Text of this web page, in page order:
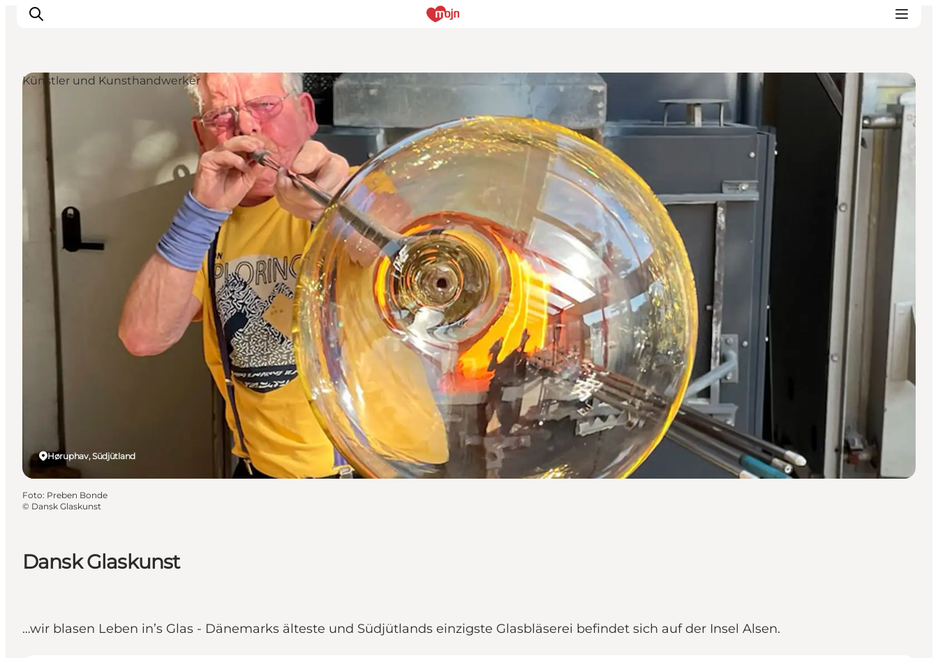
Erlebnisse
Städte und Regionen
Events
Übernachtung
Plane deine Reise
Booking
Dansk Glaskunst
…wir blasen Leben in’s Glas - Dänemarks älteste und Südjütlands einzigste Glasbläserei befindet sich auf der Insel Alsen.
Høruphav, Südjütland
Künstler und Kunsthandwerker
Foto: Preben Bonde
© Dansk Glaskunst